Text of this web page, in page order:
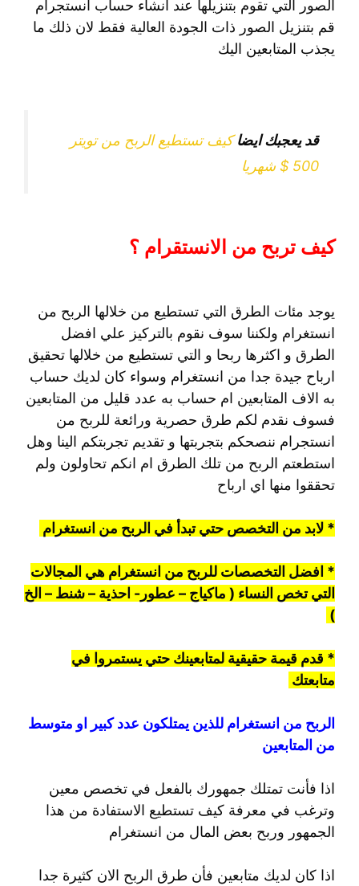
الصور التي تقوم بتنزيلها عند انشاء حساب انستجرام
قم بتنزيل الصور ذات الجودة العالية فقط لان ذلك ما
يجذب المتابعين اليك
قد يعجبك ايضاكيف تستطيع الربح من تويتر
500 $ شهريا
كيف تربح من الانستقرام ؟
يوجد مئات الطرق التي تستطيع من خلالها الربح من
انستغرام ولكننا سوف نقوم بالتركيز علي افضل
الطرق و اكثرها ربحا و التي تستطيع من خلالها تحقيق
ارباح جيدة جدا من انستغرام وسواء كان لديك حساب
به الاف المتابعين ام حساب به عدد قليل من المتابعين
فسوف نقدم لكم طرق حصرية ورائعة للربح من
انستجرام ننصحكم بتجربتها و تقديم تجربتكم الينا وهل
استطعتم الربح من تلك الطرق ام انكم تحاولون ولم
تحققوا منها اي ارباح
* لابد من التخصص حتي تبدأ في الربح من انستغرام
* افضل التخصصات للربح من انستغرام هي المجالات
التي تخص النساء ( ماكياج – عطور- احذية – شنط – الخ
* قدم قيمة حقيقية لمتابعينك حتي يستمروا في
متابعتك
الربح من انستغرام للذين يمتلكون عدد كبير او متوسط
من المتابعين
اذا فأنت تمتلك جمهورك بالفعل في تخصص معين
وترغب في معرفة كيف تستطيع الاستفادة من هذا
الجمهور وربح بعض المال من انستغرام
اذا كان لديك متابعين فأن طرق الربح الان كثيرة جدا